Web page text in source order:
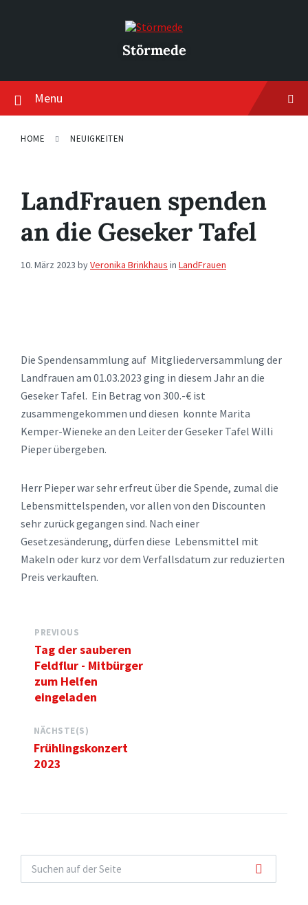
Störmede
Menu
HOME NEUIGKEITEN
LandFrauen spenden
an die Geseker Tafel
10. März 2023 byVeronika Brinkhaus in LandFrauen
Die Spendensammlung auf Mitgliederversammlung der
Landfrauen am 01.03.2023 ging in diesem Jahr an die
Geseker Tafel. Ein Betrag von 300.-€ ist
zusammengekommen und diesen konnte Marita
Kemper-Wieneke an den Leiter der Geseker Tafel Willi
Pieper übergeben.
Herr Pieper war sehr erfreut über die Spende, zumal die
Lebensmittelspenden, vor allen von den Discounten
sehr zurück gegangen sind. Nach einer
Gesetzesänderung, dürfen diese Lebensmittel mit
Makeln oder kurz vor dem Verfallsdatum zur reduzierten
Preis verkauften.
PREVIOUS
Tag der sauberen
Feldflur - Mitbürger
zum Helfen
eingeladen
NÄCHSTE(S)
Frühlingskonzert
2023